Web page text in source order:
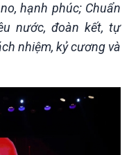
hạnh phúc; Chuẩn
nước, đoàn kết, tự
nhiệm, kỷ cương và